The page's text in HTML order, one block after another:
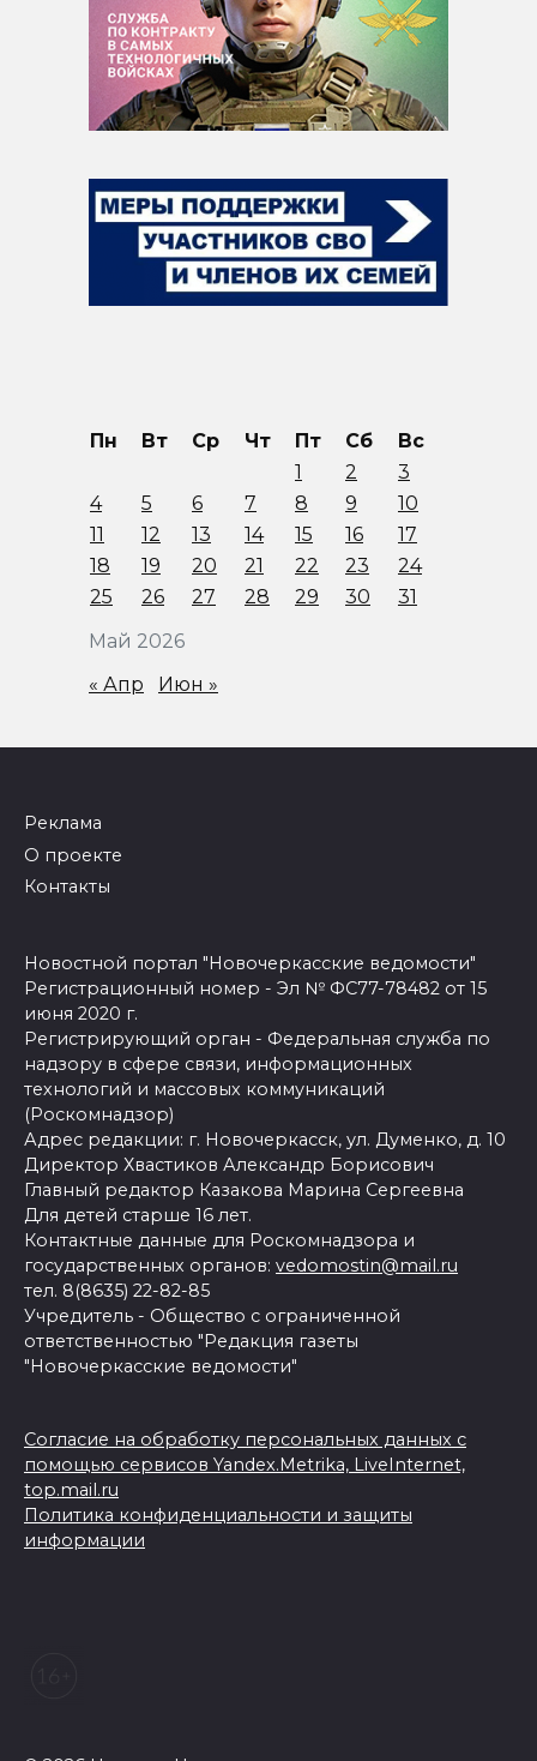
Май 2026
Пн Вт Ср Чт Пт Сб
Вс
1
2
3
4
5 6 7 8 9
10
11
12 13 14 15 16
17
18
19 20 21 22 23
24
25
26 27 28 29 30 31
« Апр Июн »
Реклама
О проекте
Контакты
Новостной портал "Новочеркасские ведомости"
Регистрационный номер - Эл № ФС77-78482 от 15
июня 2020 г.
Регистрирующий орган - Федеральная служба по
надзору в сфере связи, информационных
технологий и массовых коммуникаций
(Роскомнадзор)
Адрес редакции: г. Новочеркасск, ул. Думенко, д. 10
Директор Хвастиков Александр Борисович
Главный редактор Казакова Марина Сергеевна
Для детей старше 16 лет.
Контактные данные для Роскомнадзора и
государственных органов: vedomostin@mail.ru
тел. 8(8635) 22-82-85
Учредитель - Общество с ограниченной
ответственностью "Редакция газеты
"Новочеркасские ведомости"
Согласие на обработку персональных данных с
помощью сервисов Yandex.Metrika, LiveInternet,
top.mail.ru
Политика конфиденциальности и защиты
информации